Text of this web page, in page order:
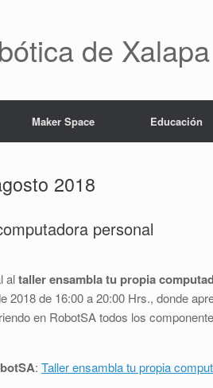
de Xalapa
Maker Space Educación
2018
personal
altaller ensambla tu propia
2018 de 16:00 a 20:00 Hrs., donde
en RobotSA todos los
: Taller ensambla tu propia